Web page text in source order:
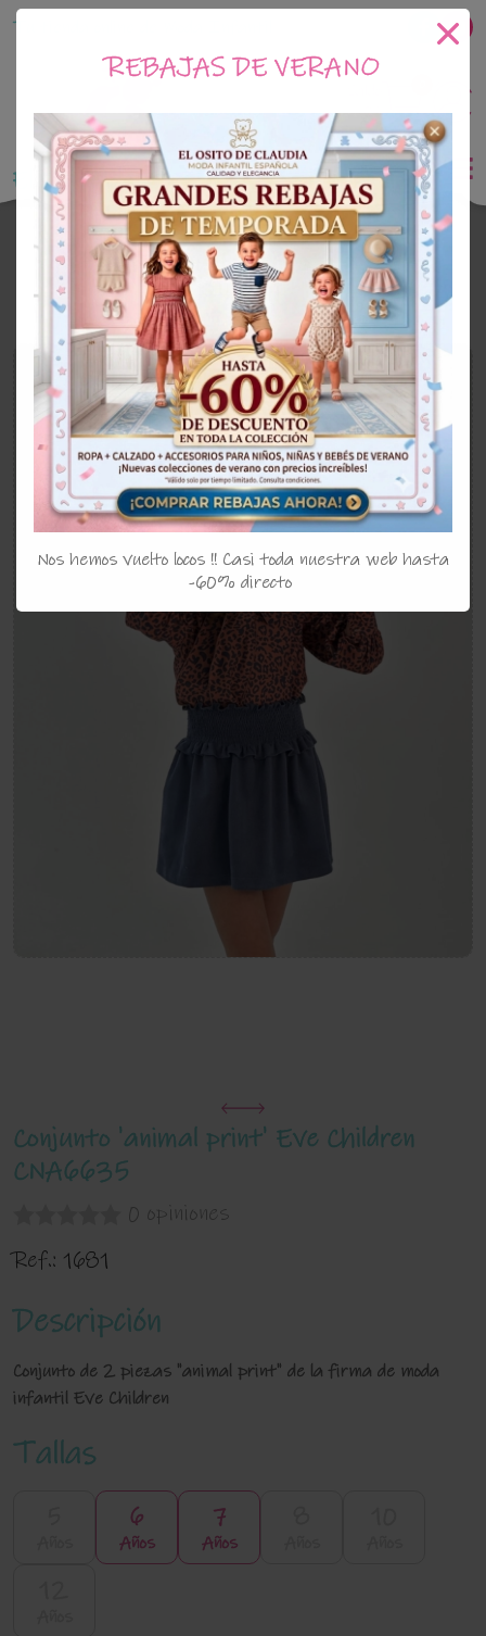
El Osito de Claudia
Tu tienda online de Moda Infantil
0€
Outlet Niña
OUTLET
Conjunto 'animal print' Eve Children
CNA6635
0 opiniones
Ref.: 1681
Descripción
Conjunto de 2 piezas "animal print" de la firma de moda
infantil Eve Children
Tallas
6
Años
7
Años
REBAJAS DE VERANO
Nos hemos vuelto locos !! Casi toda nuestra web hasta
-60% directo